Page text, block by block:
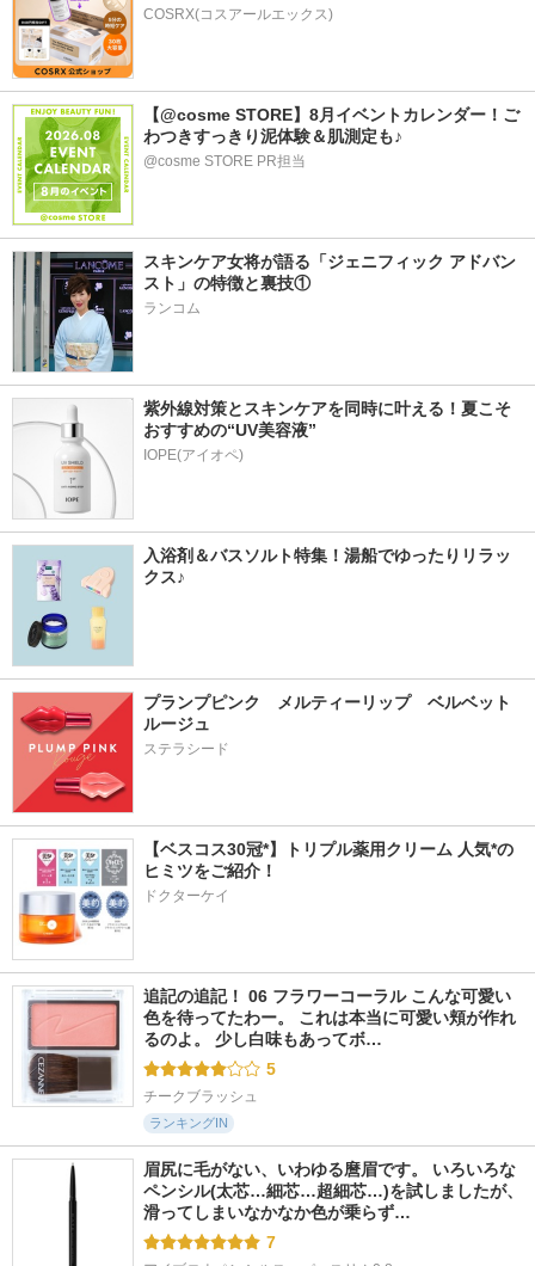
COSRX(コスアールエックス)
【@cosme STORE】8月イベントカレンダー！ご
わつきすっきり泥体験＆肌測定も♪
@cosme STORE PR担当
スキンケア女将が語る「ジェニフィック アドバン
スト」の特徴と裏技①
ランコム
紫外線対策とスキンケアを同時に叶える！夏こそ
おすすめの“UV美容液”
IOPE(アイオペ)
入浴剤＆バスソルト特集！湯船でゆったりリラッ
クス♪
プランプピンク　メルティーリップ　ベルベット
ルージュ
ステラシード
【ベスコス30冠*】トリプル薬用クリーム 人気*の
ヒミツをご紹介！
ドクターケイ
追記の追記！ 06 フラワーコーラル こんな可愛い
色を待ってたわー。 これは本当に可愛い頬が作れ
るのよ。 少し白味もあってボ…
5
チークブラッシュ
ランキングIN
眉尻に毛がない、いわゆる麿眉です。 いろいろな
ペンシル(太芯…細芯…超細芯…)を試しましたが、
滑ってしまいなかなか色が乗らず…
7